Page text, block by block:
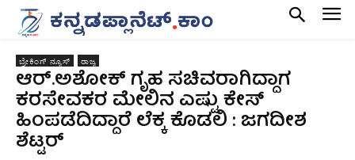
ಬ್ರೇಕಿಂಗ್ ನ್ಯೂಸ್ ರಾಜ್ಯ
ಆರ್.ಅಶೋಕ್ ಗೃಹ ಸಚಿವರಾಗಿದ್ದಾಗ
ಕರಸೇವಕರ ಮೇಲಿನ ಎಷ್ಟು ಕೇಸ್
ಹಿಂಪಡೆದಿದ್ದಾರೆ ಲೆಕ್ಕ ಕೊಡಲಿ : ಜಗದೀಶ
ಶೆಟ್ಟರ್